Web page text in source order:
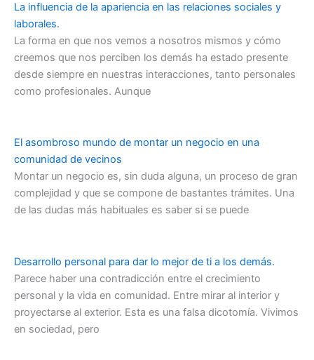
La influencia de la apariencia en las relaciones sociales y
laborales.
La forma en que nos vemos a nosotros mismos y cómo
creemos que nos perciben los demás ha estado presente
desde siempre en nuestras interacciones, tanto personales
como profesionales. Aunque
El asombroso mundo de montar un negocio en una
comunidad de vecinos
Montar un negocio es, sin duda alguna, un proceso de gran
complejidad y que se compone de bastantes trámites. Una
de las dudas más habituales es saber si se puede
Desarrollo personal para dar lo mejor de ti a los demás.
Parece haber una contradicción entre el crecimiento
personal y la vida en comunidad. Entre mirar al interior y
proyectarse al exterior. Esta es una falsa dicotomía. Vivimos
en sociedad, pero